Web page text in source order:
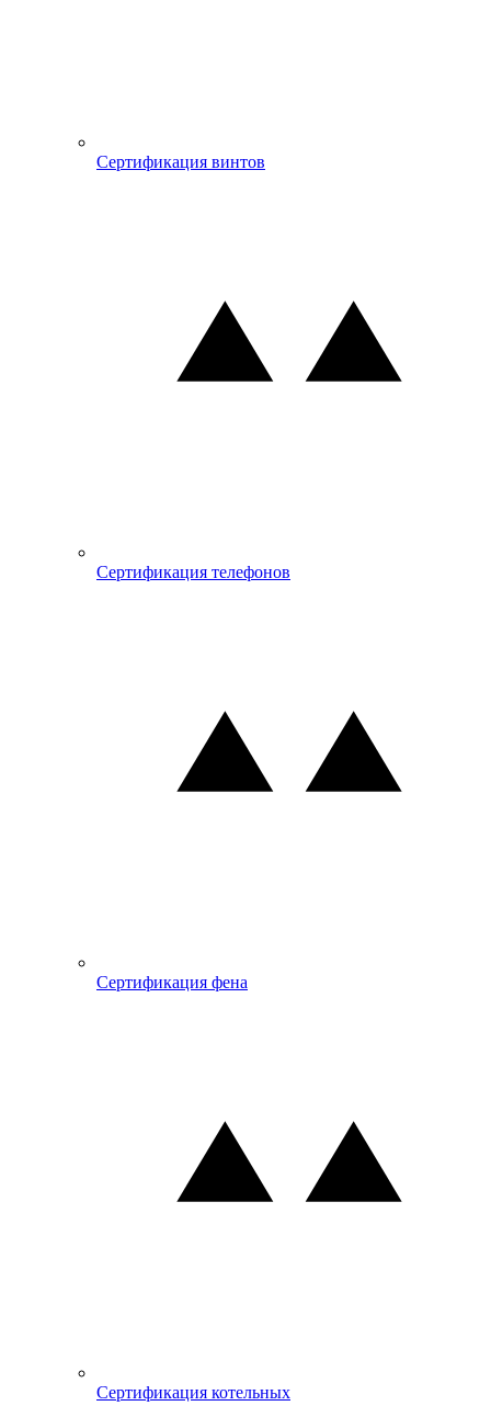
Сертификация винтов
Сертификация телефонов
Сертификация фена
Сертификация котельных